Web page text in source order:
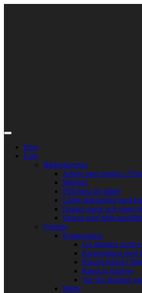
Hem
Foto
Bildredigering
Arbeta med masker i
Bildspel
Filformat för bilder
Långt skärpedjup med
Oskarp mask och smart
Skärpa med high-
Fototips
Komposition
Gå närmare
Komposition med
Placera något i
Rama in motivet
Var ska skärpan
Motiv